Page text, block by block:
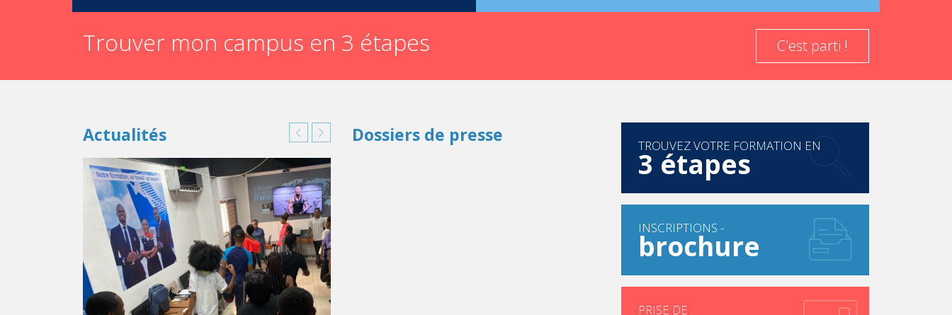
Trouver mon campus en 3 étapes C'est parti !
Actualités Dossiers de presse TROUVEZ VOTRE FORMATION EN
3 étapes
INSCRIPTIONS -
brochure
PRISE DE